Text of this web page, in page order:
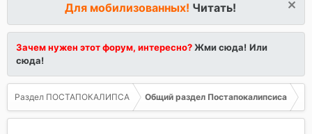
Для мобилизованных! Читать!
Зачем нужен этот форум, интересно?Жми сюда! Или
сюда!
Раздел ПОСТАПОКАЛИПСА Общий раздел Постапокалипсиса